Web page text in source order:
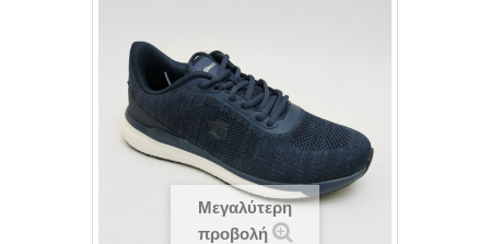
Μεγαλύτερη
προβολή